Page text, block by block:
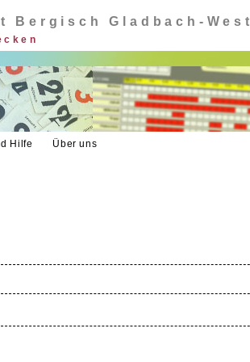
Bergisch Gladbach-West
Hilfe Über uns